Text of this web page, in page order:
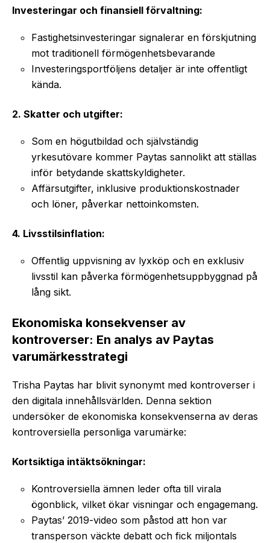
Investeringar och finansiell förvaltning:
Fastighetsinvesteringar signalerar en förskjutning
mot traditionell förmögenhetsbevarande
Investeringsportföljens detaljer är inte offentligt
kända.
2. Skatter och utgifter:
Som en högutbildad och självständig
yrkesutövare kommer Paytas sannolikt att ställas
inför betydande skattskyldigheter.
Affärsutgifter, inklusive produktionskostnader
och löner, påverkar nettoinkomsten.
4. Livsstilsinflation:
Offentlig uppvisning av lyxköp och en exklusiv
livsstil kan påverka förmögenhetsuppbyggnad på
lång sikt.
Ekonomiska konsekvenser av
kontroverser: En analys av Paytas
varumärkesstrategi
Trisha Paytas har blivit synonymt med kontroverser i
den digitala innehållsvärlden. Denna sektion
undersöker de ekonomiska konsekvenserna av deras
kontroversiella personliga varumärke:
Kortsiktiga intäktsökningar:
Kontroversiella ämnen leder ofta till virala
ögonblick, vilket ökar visningar och engagemang.
Paytas’ 2019-video som påstod att hon var
transperson väckte debatt och fick miljontals